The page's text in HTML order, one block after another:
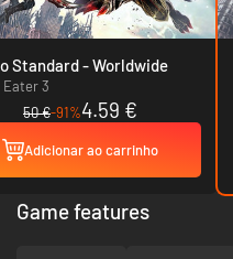
Edição Standard - Worldwide
Eater 3
50 €-91%4.59 €
Adicionar ao carrinho
Game features